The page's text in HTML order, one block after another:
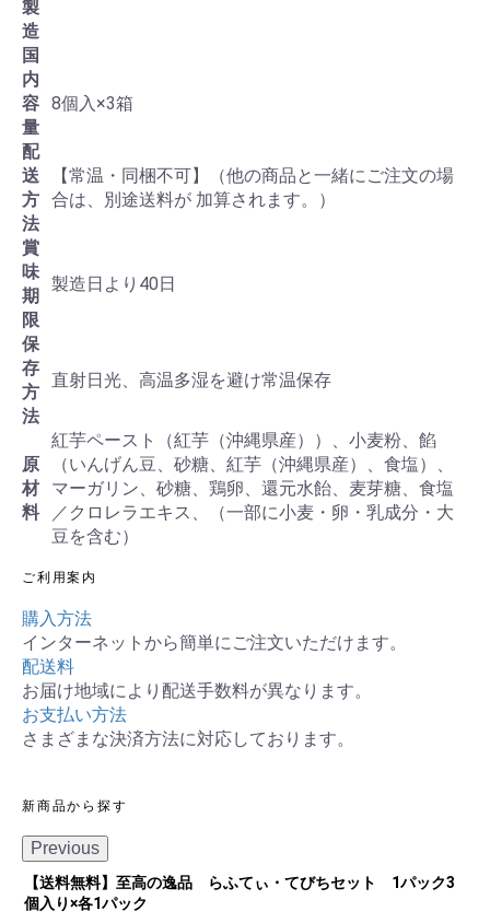
製
造
国
内
容
量
8個入×3箱
配
送
方
法
【常温・同梱不可】（他の商品と一緒にご注文の場
合は、別途送料が 加算されます。）
賞
味
期
限
製造日より40日
保
存
方
法
直射日光、高温多湿を避け常温保存
原
材
料
紅芋ペースト（紅芋（沖縄県産））、小麦粉、餡
（いんげん豆、砂糖、紅芋（沖縄県産）、食塩）、
マーガリン、砂糖、鶏卵、還元水飴、麦芽糖、食塩
／クロレラエキス、（一部に小麦・卵・乳成分・大
豆を含む）
ご利用案内
購入方法
インターネットから簡単にご注文いただけます。
配送料
お届け地域により配送手数料が異なります。
お支払い方法
さまざまな決済方法に対応しております。
新商品から探す
Previous
【送料無料】至高の逸品 らふてぃ・てびちセット 1パック3
個入り×各1パック